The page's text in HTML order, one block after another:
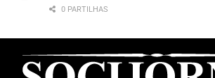
0 PARTILHAS